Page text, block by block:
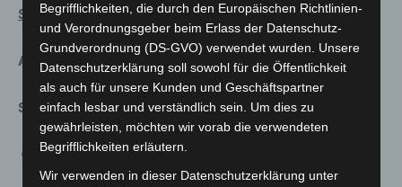
Städtische Galerie KUBUS
Analog geschlossen
Schaufensterausstellung
Vonovia-Award für Fotografie (Kooperation mit dem
Sprengel Museum und Galerie vom Zufall und vom
Begrifflichkeiten, die durch den Europäischen Richtlinien-
und Verordnungsgeber beim Erlass der Datenschutz-
Grundverordnung (DS-GVO) verwendet wurden. Unsere
Datenschutzerklärung soll sowohl für die Öffentlichkeit
als auch für unsere Kunden und Geschäftspartner
einfach lesbar und verständlich sein. Um dies zu
gewährleisten, möchten wir vorab die verwendeten
Begrifflichkeiten erläutern.
Wir verwenden in dieser Datenschutzerklärung unter